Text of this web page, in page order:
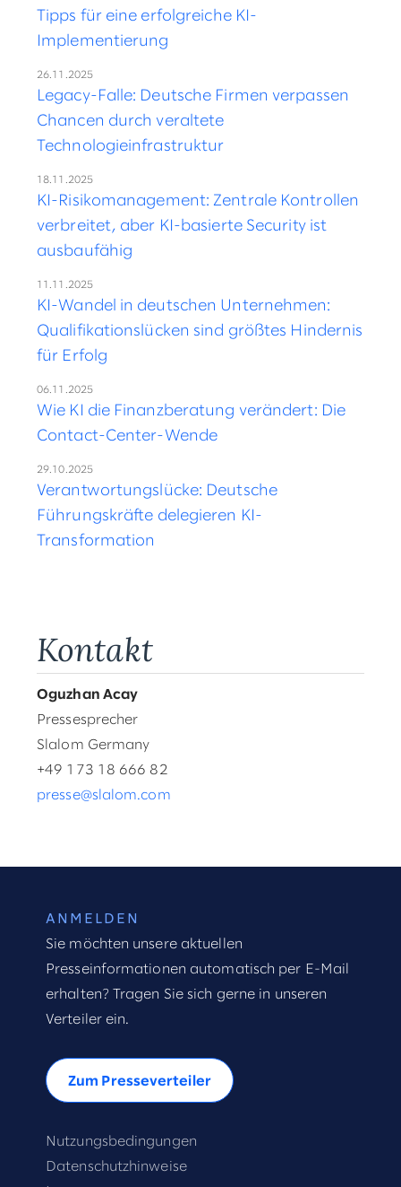
Tipps für eine erfolgreiche KI-
Implementierung
26.11.2025
Legacy-Falle: Deutsche Firmen verpassen
Chancen durch veraltete
Technologieinfrastruktur
18.11.2025
KI-Risikomanagement: Zentrale Kontrollen
verbreitet, aber KI-basierte Security ist
ausbaufähig
11.11.2025
KI-Wandel in deutschen Unternehmen:
Qualifikationslücken sind größtes Hindernis
für Erfolg
06.11.2025
Wie KI die Finanzberatung verändert: Die
Contact-Center-Wende
29.10.2025
Verantwortungslücke: Deutsche
Führungskräfte delegieren KI-
Transformation
Kontakt
Oguzhan Acay
Pressesprecher
Slalom Germany
+49 173 18 666 82
presse@slalom.com
ANMELDEN
Sie möchten unsere aktuellen
Presseinformationen automatisch per E-Mail
erhalten? Tragen Sie sich gerne in unseren
Verteiler ein.
Zum Presseverteiler
Nutzungsbedingungen
Datenschutzhinweise